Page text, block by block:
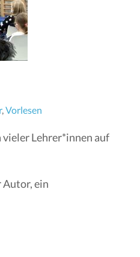
,Vorlesen
Lehrer*innen auf
ein